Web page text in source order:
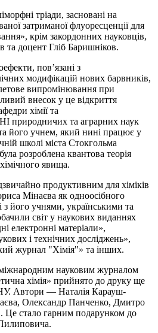
тріади, засновані на
затриманої флуоресценції для
крім закордонних науковців,
доцент Гліб Баришніков.
пов’язані з
модифікацій нових барвників,
випромінювання при
внесок у це відкриття
хімії та
природничих та аграрних наук
його учнем, який нині працює у
школі міста Стокгольма
розроблена квантова теорія
явища.
продуктивним для хіміків
Мінаєва як одноосібного
з його учнями, українськими та
світ у наукових виданнях
електронні матеріали»,
і технічних досліджень»,
журнал "Хімія"» та інших.
науковим журналом
хімія» прийнято до друку ще
Автори — Наталія Карауш-
Олександр Панченко, Дмитро
Це стало гарним подарунком до